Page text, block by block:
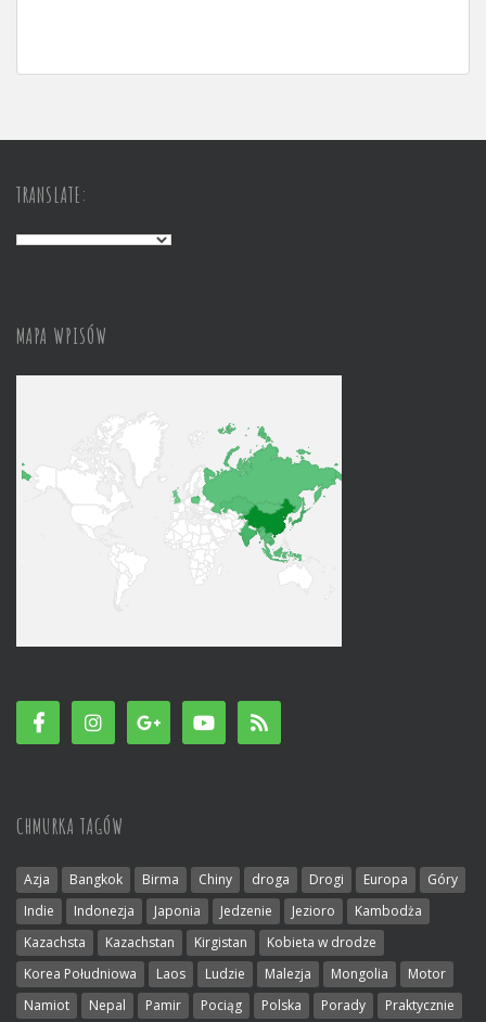
TRANSLATE:
MAPA WPISÓW
CHMURKA TAGÓW
Azja Bangkok Birma Chiny droga Drogi Europa
Góry
Indie
Indonezja Japonia Jedzenie Jezioro
Kambodża
Kazachsta
Kazachstan Kirgistan
Kobieta w drodze
Korea Południowa
Laos Ludzie Malezja Mongolia
Motor
Namiot
Nepal Pamir Pociąg Polska Porady
Praktycznie